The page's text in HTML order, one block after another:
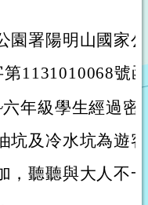
園署陽明山國家
1131010068號
年級學生經過密
坑及冷水坑為遊
，聽聽與大人不